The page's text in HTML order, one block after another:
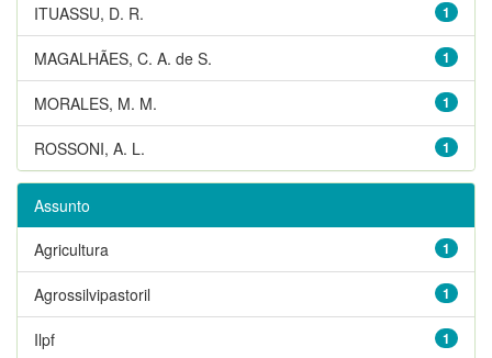
1
ITUASSU, D. R.
1
MAGALHÃES, C. A. de S.
1
MORALES, M. M.
1
ROSSONI, A. L.
Assunto
1
Agricultura
1
Agrossilvipastoril
1
Ilpf